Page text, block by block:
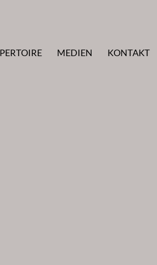
MEDIEN KONTAKT